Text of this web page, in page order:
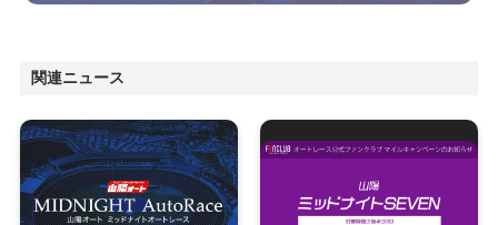
関連ニュース